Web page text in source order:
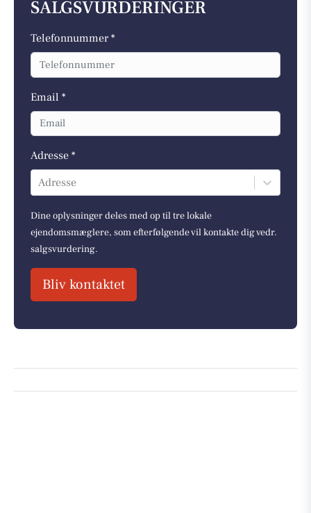
SALGSVURDERINGER
Telefonnummer *
Email *
Adresse *
Adresse
Dine oplysninger deles med op til tre lokale
ejendomsmæglere, som efterfølgende vil kontakte dig vedr.
salgsvurdering.
Bliv kontaktet